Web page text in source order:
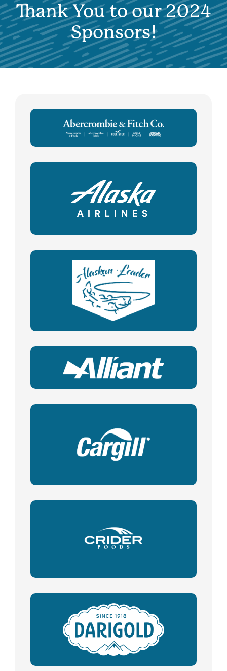
Thank You to our 2024
Sponsors!